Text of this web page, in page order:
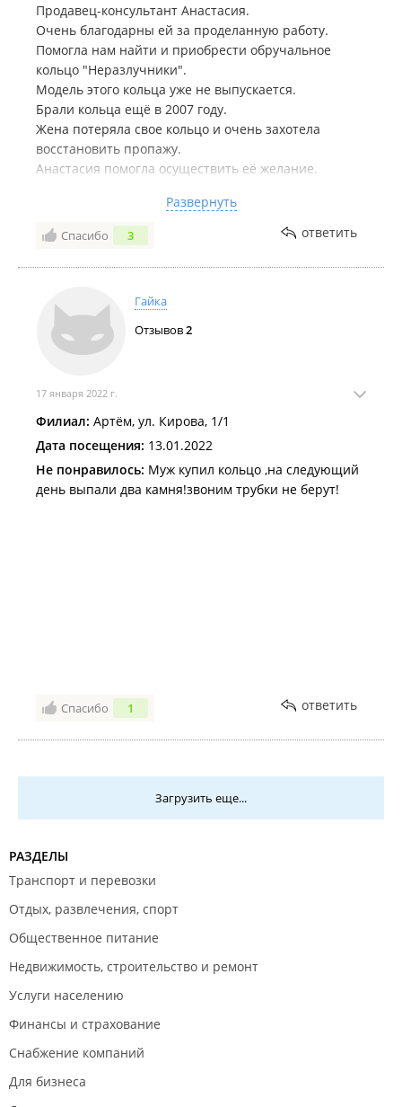
Продавец-консультант Анастасия.
Очень благодарны ей за проделанную работу.
Помогла нам найти и приобрести обручальное
кольцо "Неразлучники".
Модель этого кольца уже не выпускается.
Брали кольца ещё в 2007 году.
Жена потеряла свое кольцо и очень захотела
восстановить пропажу.
Анастасия помогла осуществить её желание.
отнеслась к желанию жены.
Оповещала жену о ходе поиска кольца в сети
магазинов Золотая Русь.
Очень приятной была скидка. Приобретали кольцо
Спасибо и ювелирному мастеру, очень качественно
помог подогнать кольцо по размеру.
Развернуть
Спасибо 3 ответить
Гайка
Отзывов2
17 января 2022 г.
Филиал: Артём, ул. Кирова, 1/1
Дата посещения: 13.01.2022
Не понравилось: Муж купил кольцо ,на следующий
день выпали два камня!звоним трубки не берут!
Спасибо 1 ответить
Загрузить еще...
РАЗДЕЛЫ
Транспорт и перевозки
Отдых, развлечения, спорт
Общественное питание
Недвижимость, строительство и ремонт
Услуги населению
Финансы и страхование
Снабжение компаний
Для бизнеса